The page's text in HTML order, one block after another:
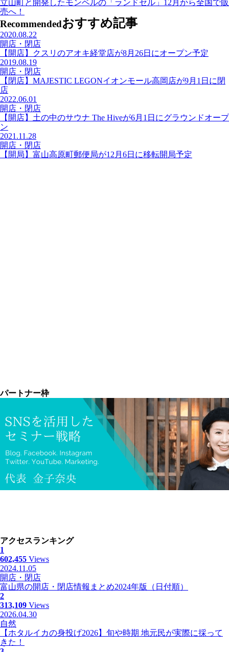
立山町と開発したモンベルの「ランドセル」12月から全国で販
売へ！
Recommendedおすすめ記事
2020.08.22
開店・閉店
【開店】クスリのアオキ経堂店が8月26日にオープン予定
2019.08.19
開店・閉店
【閉店】MAJESTIC LEGONイオンモール高岡店が9月1日に閉
店
2022.06.01
開店・閉店
【開店】土の中のサウナ The Hiveが6月1日にグラウンドオープ
ン
2021.11.28
開店・閉店
【開局】富山高原町郵便局が12月6日に移転開局予定
パートナー枠
アクセスランキング
1
602,455 Views
2024.11.05
開店・閉店
富山県の開店・閉店情報まとめ2024年版（日付順）
2
313,109 Views
2026.04.30
自然
【ホタルイカの身投げ2026】旬や時期 地元民が実際に採って
きた！